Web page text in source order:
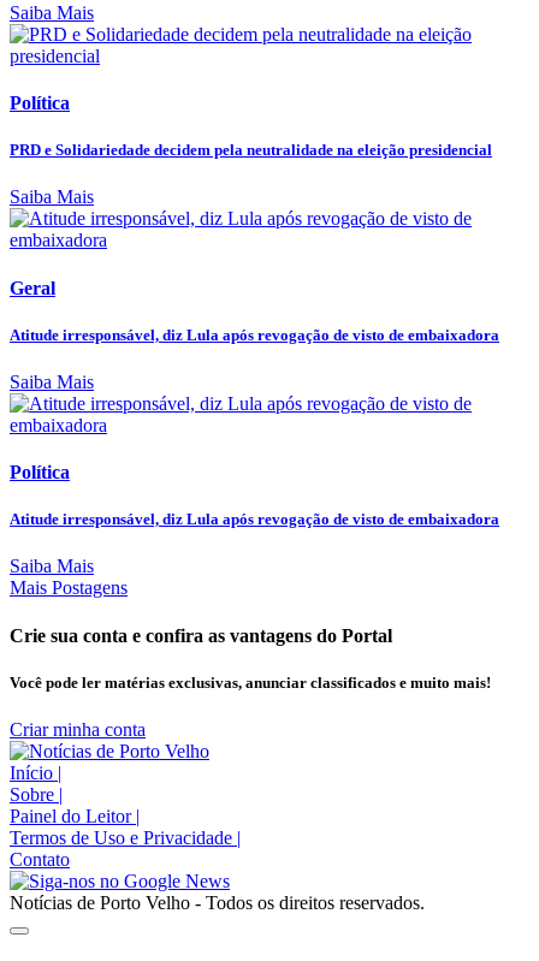
Saiba Mais
Política
PRD e Solidariedade decidem pela neutralidade na eleição presidencial
Saiba Mais
Geral
Atitude irresponsável, diz Lula após revogação de visto de embaixadora
Saiba Mais
Política
Atitude irresponsável, diz Lula após revogação de visto de embaixadora
Saiba Mais
Mais Postagens
Crie sua conta e confira as vantagens do Portal
Você pode ler matérias exclusivas, anunciar classificados e muito mais!
Criar minha conta
Início |
Sobre |
Painel do Leitor |
Termos de Uso e Privacidade |
Contato
Notícias de Porto Velho - Todos os direitos reservados.